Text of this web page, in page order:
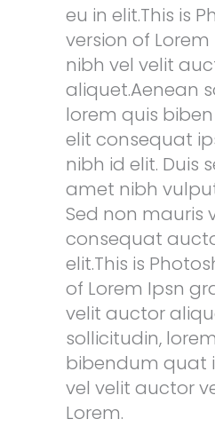
eu in elit.This is
version of
nibh vel velit
aliquet.Aenean
lorem quis
elit consequat
nibh id elit. Duis
amet nibh
Sed non mauris
consequat
elit.This is
of Lorem Ipsn
velit auctor
sollicitudin,
bibendum quat
vel velit auctor
Lorem.